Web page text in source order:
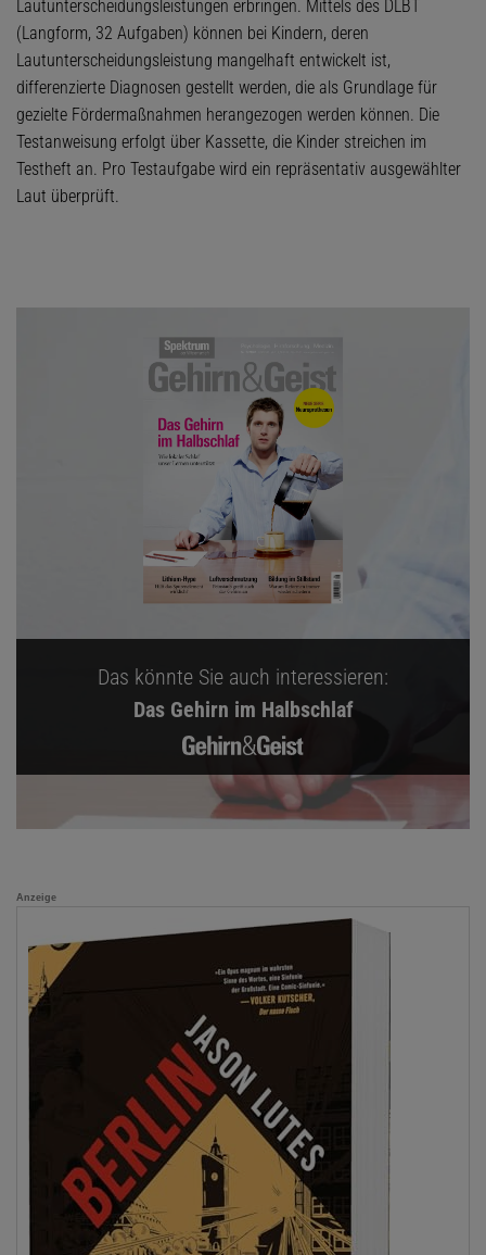
Lautunterscheidungsleistungen erbringen. Mittels des DLBT
(Langform, 32 Aufgaben) können bei Kindern, deren
Lautunterscheidungsleistung mangelhaft entwickelt ist,
differenzierte Diagnosen gestellt werden, die als Grundlage für
gezielte Fördermaßnahmen herangezogen werden können. Die
Testanweisung erfolgt über Kassette, die Kinder streichen im
Testheft an. Pro Testaufgabe wird ein repräsentativ ausgewählter
Laut überprüft.
Das könnte Sie auch interessieren:
Das Gehirn im Halbschlaf
Anzeige